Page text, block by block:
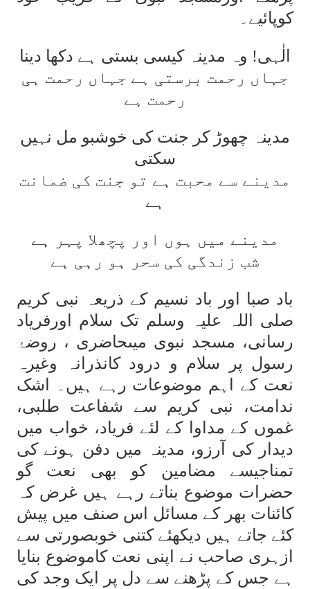
کوپائیے۔
الٰہی! وہ مدینہ کیسی بستی ہے دکھا دینا
جہاں رحمت برستی ہے جہاں رحمت ہی
رحمت ہے
مدینہ چھوڑ کر جنت کی خوشبو مل نہیں
سکتی
مدینے سے محبت ہے تو جنت کی ضمانت
ہے
مدینے میں ہوں اور پچھلا پہر ہے
شب زندگی کی سحر ہو رہی ہے
باد صبا اور باد نسیم کے ذریعہ نبی کریم
صلی اللہ علیہ وسلم تک سلام اورفریاد
رسانی، مسجد نبوی میںحاضری ، روضۂ
رسول پر سلام و درود کانذرانہ وغیرہ
نعت کے اہم موضوعات رہے ہیں۔ اشک
ندامت، نبی کریم سے شفاعت طلبی،
غموں کے مداوا کے لئے فریاد، خواب میں
دیدار کی آرزو، مدینہ میں دفن ہونے کی
تمناجیسے مضامین کو بھی نعت گو
حضرات موضوع بناتے رہے ہیں غرض کہ
کائنات بھر کے مسائل اس صنف میں پیش
کئے جاتے ہیں دیکھئے کتنی خوبصورتی سے
ازہری صاحب نے اپنی نعت کاموضوع بنایا
ہے جس کے پڑھنے سے دل پر ایک وجد کی